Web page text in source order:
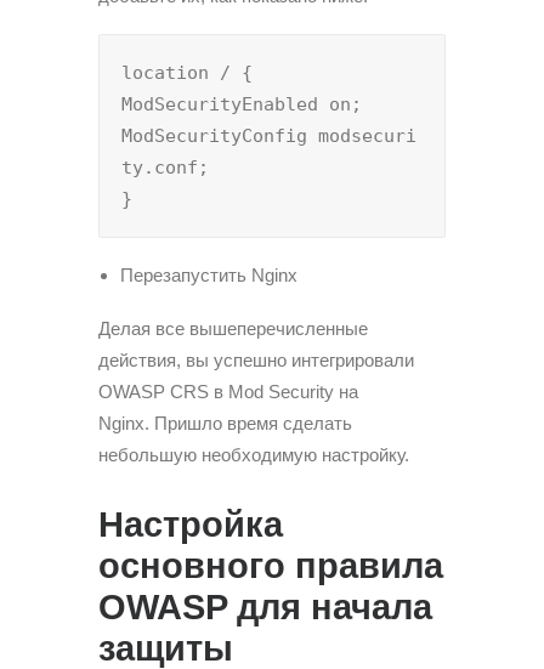
location / {
ModSecurityEnabled on;
ModSecurityConfig modsecuri
ty.conf;
}
Перезапустить Nginx
Делая все вышеперечисленные
действия, вы успешно интегрировали
OWASP CRS в Mod Security на
Nginx. Пришло время сделать
небольшую необходимую настройку.
Настройка
основного правила
OWASP для начала
защиты